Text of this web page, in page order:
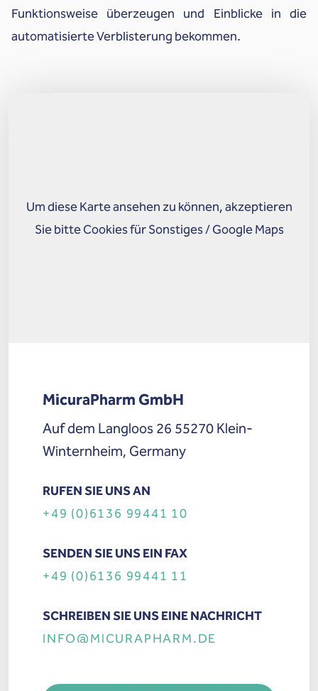
Funktionsweise überzeugen und Einblicke in die
automatisierte Verblisterung bekommen.
MicuraPharm GmbH
Auf dem Langloos 26 55270 Klein-
Winternheim, Germany
RUFEN SIE UNS AN
+49 (0)6136 99441 10
SENDEN SIE UNS EIN FAX
+49 (0)6136 99441 11
SCHREIBEN SIE UNS EINE NACHRICHT
INFO@MICURAPHARM.DE
Um diese Karte ansehen zu können, akzeptieren
Sie bitte Cookies für Sonstiges / Google Maps